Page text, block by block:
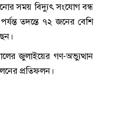
সময় বিদ্যুৎ সংযোগ বন্ধ
তদন্তে ৭২ জনের বেশি
জুলাইয়ের গণ-অভ্যুত্থান
প্রতিফলন।